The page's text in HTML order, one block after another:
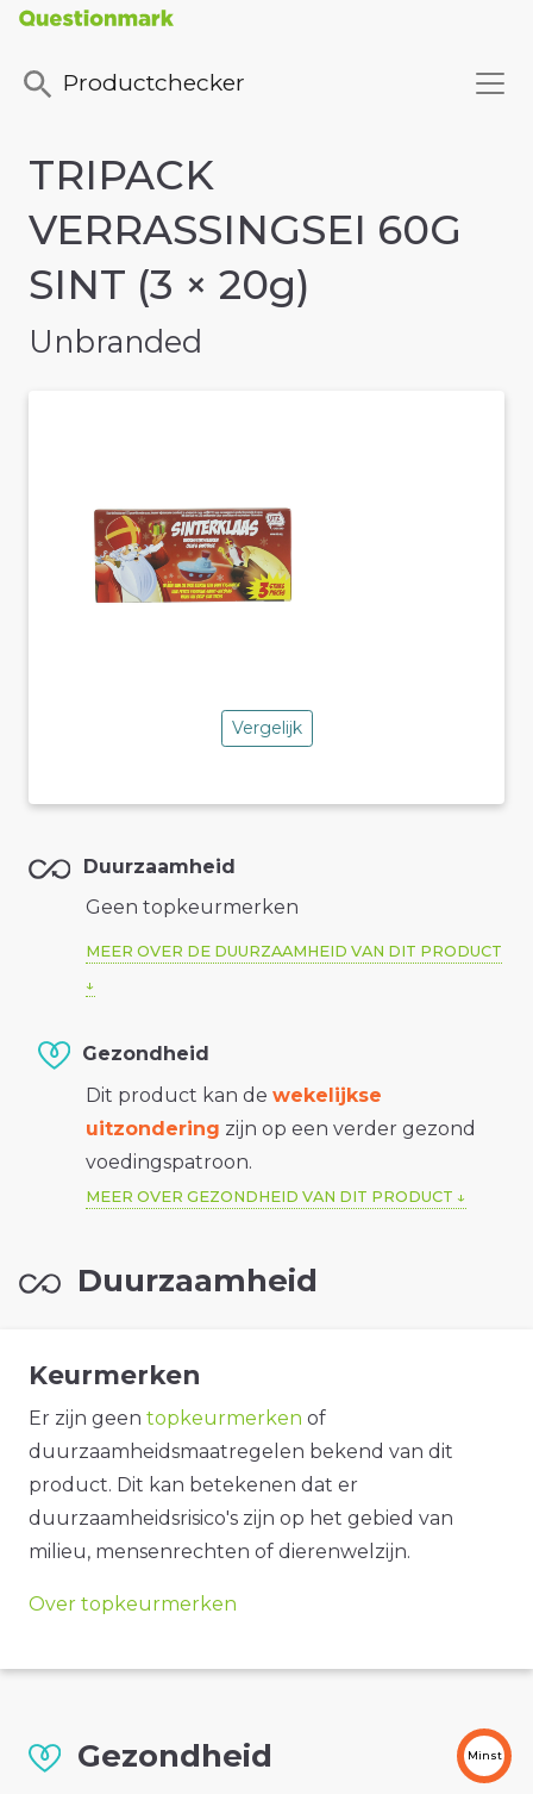
Productchecker
TRIPACK
VERRASSINGSEI 60G
SINT (3 × 20g)
Unbranded
Vergelijk
Duurzaamheid
Geen topkeurmerken
MEER OVER DE DUURZAAMHEID VAN DIT PRODUCT
Gezondheid
Dit product kan de wekelijkse
uitzondering zijn op een verder gezond
voedingspatroon.
MEER OVER GEZONDHEID VAN DIT PRODUCT
Duurzaamheid
Keurmerken
Er zijn geen topkeurmerken of
duurzaamheidsmaatregelen bekend van dit
product. Dit kan betekenen dat er
duurzaamheidsrisico's zijn op het gebied van
milieu, mensenrechten of dierenwelzijn.
Over topkeurmerken
Gezondheid Minst